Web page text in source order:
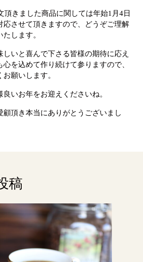
頂きました商品に関しては年始1月4日
応させて頂きますので、どうぞご理解
します。
いと喜んで下さる皆様の期待に応え
を込めて作り続けて参りますので、
願いします。
いお年をお迎えくださいね。
顧頂き本当にありがとうございまし
稿